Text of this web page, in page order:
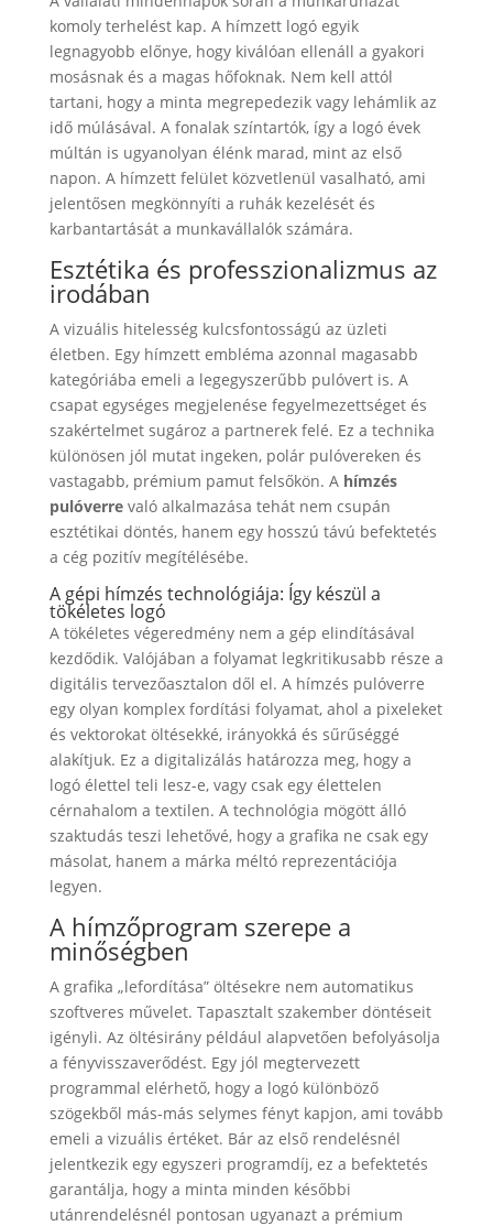
komoly terhelést kap. A hímzett logó egyik
legnagyobb előnye, hogy kiválóan ellenáll a gyakori
mosásnak és a magas hőfoknak. Nem kell attól
tartani, hogy a minta megrepedezik vagy lehámlik az
idő múlásával. A fonalak színtartók, így a logó évek
múltán is ugyanolyan élénk marad, mint az első
napon. A hímzett felület közvetlenül vasalható, ami
jelentősen megkönnyíti a ruhák kezelését és
karbantartását a munkavállalók számára.
Esztétika és professzionalizmus az
irodában
A vizuális hitelesség kulcsfontosságú az üzleti
életben. Egy hímzett embléma azonnal magasabb
kategóriába emeli a legegyszerűbb pulóvert is. A
csapat egységes megjelenése fegyelmezettséget és
szakértelmet sugároz a partnerek felé. Ez a technika
különösen jól mutat ingeken, polár pulóvereken és
vastagabb, prémium pamut felsőkön. A hímzés
pulóverrevaló alkalmazása tehát nem csupán
esztétikai döntés, hanem egy hosszú távú befektetés
a cég pozitív megítélésébe.
A gépi hímzés technológiája: Így készül a
tökéletes logó
A tökéletes végeredmény nem a gép elindításával
kezdődik. Valójában a folyamat legkritikusabb része a
digitális tervezőasztalon dől el. A hímzés pulóverre
egy olyan komplex fordítási folyamat, ahol a pixeleket
és vektorokat öltésekké, irányokká és sűrűséggé
alakítjuk. Ez a digitalizálás határozza meg, hogy a
logó élettel teli lesz-e, vagy csak egy élettelen
cérnahalom a textilen. A technológia mögött álló
szaktudás teszi lehetővé, hogy a grafika ne csak egy
másolat, hanem a márka méltó reprezentációja
legyen.
A hímzőprogram szerepe a
minőségben
A grafika „lefordítása” öltésekre nem automatikus
szoftveres művelet. Tapasztalt szakember döntéseit
igényli. Az öltésirány például alapvetően befolyásolja
a fényvisszaverődést. Egy jól megtervezett
programmal elérhető, hogy a logó különböző
szögekből más-más selymes fényt kapjon, ami tovább
emeli a vizuális értéket. Bár az első rendelésnél
jelentkezik egy egyszeri programdíj, ez a befektetés
garantálja, hogy a minta minden későbbi
utánrendelésnél pontosan ugyanazt a prémium